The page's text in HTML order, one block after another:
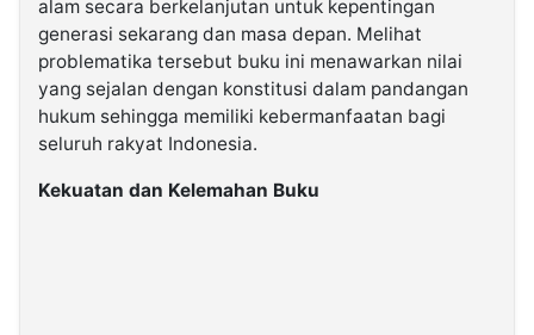
alam secara berkelanjutan untuk kepentingan
generasi sekarang dan masa depan. Melihat
problematika tersebut buku ini menawarkan nilai
yang sejalan dengan konstitusi dalam pandangan
hukum sehingga memiliki kebermanfaatan bagi
seluruh rakyat Indonesia.
Kekuatan dan Kelemahan Buku